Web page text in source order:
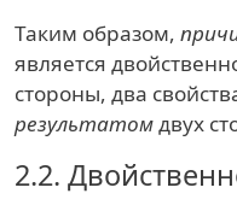
Таким образом,
является
стороны, два
результатомдвух
2.2.